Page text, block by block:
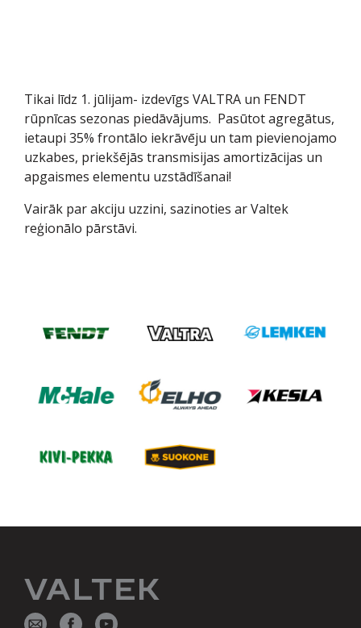
Tikai līdz 1. jūlijam- izdevīgs VALTRA un FENDT
rūpnīcas sezonas piedāvājums. Pasūtot agregātus,
ietaupi 35% frontālo iekrāvēju un tam pievienojamo
uzkabes, priekšējās transmisijas amortizācijas un
apgaismes elementu uzstādīšanai!
Vairāk par akciju uzzini, sazinoties ar Valtek
reģionālo pārstāvi.